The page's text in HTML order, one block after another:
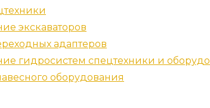
экскаваторов
адаптеров
гидросистем спецтехники и
оборудования